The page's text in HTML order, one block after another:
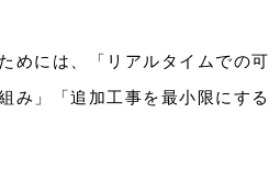
めには、「リアルタイムでの可
み」「追加工事を最小限にする